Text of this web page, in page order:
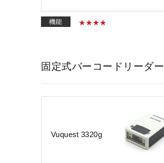
機能
固定式バーコードリーダー
Vuquest 3320g